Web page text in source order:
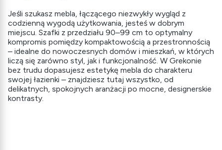
Jeśli szukasz mebla, łączącego niezwykły wygląd z
codzienną wygodą użytkowania, jesteś w dobrym
miejscu. Szafki z przedziału 90–99 cm to optymalny
kompromis pomiędzy kompaktowością a przestronnością
– idealne do nowoczesnych domów i mieszkań, w których
liczą się zarówno styl, jak i funkcjonalność. W Grekonie
bez trudu dopasujesz estetykę mebla do charakteru
swojej łazienki – znajdziesz tutaj wszystko, od
delikatnych, spokojnych aranżacji po mocne, designerskie
kontrasty.